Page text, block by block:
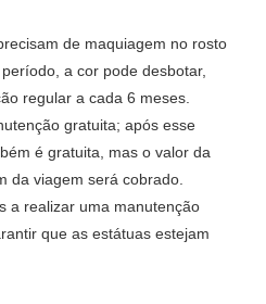
de maquiagem no rosto
a cor pode desbotar,
regular a cada 6 meses.
gratuita; após esse
é gratuita, mas o valor da
da viagem será cobrado.
a realizar uma manutenção
que as estátuas estejam